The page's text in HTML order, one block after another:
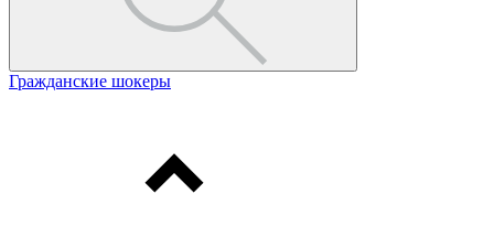
Гражданские шокеры